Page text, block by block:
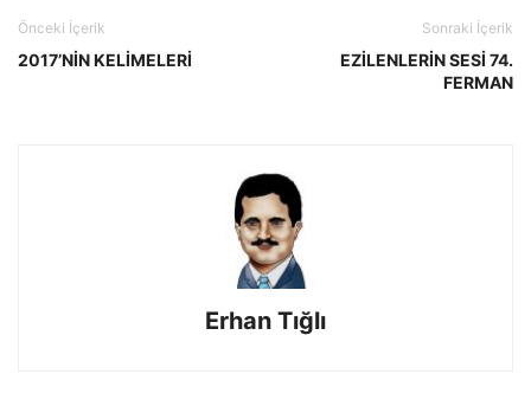
Önceki İçerik
2017’NİN KELİMELERİ
Sonraki İçerik
EZİLENLERİN SESİ 74.
FERMAN
Erhan Tığlı